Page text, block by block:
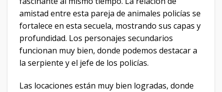
amistad entre esta pareja de animales policías se
fortalece en esta secuela, mostrando sus capas y
profundidad. Los personajes secundarios
funcionan muy bien, donde podemos destacar a
la serpiente y el jefe de los policías.
Las locaciones están muy bien logradas, donde